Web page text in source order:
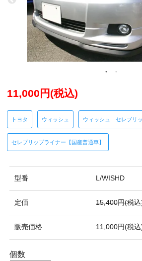
11,000円(税込)
トヨタ ウィッシュ ウィッシュ セレブリ
セレブリップライナー【国産普通車】
型番 L/WISHD
定価 15,400円(税
販売価格 11,000円(税込
個数